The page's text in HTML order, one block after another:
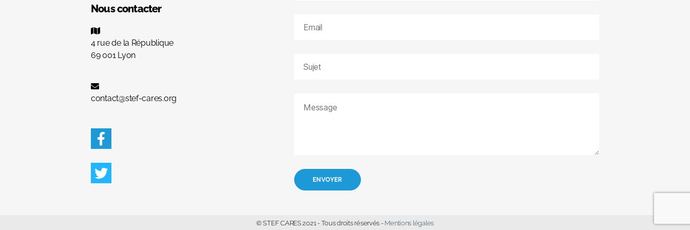
Nous contacter
4 rue de la République
69 001 Lyon
contact@stef-cares.org
© STEF CARES 2021 - Tous droits réservés - Mentions légales